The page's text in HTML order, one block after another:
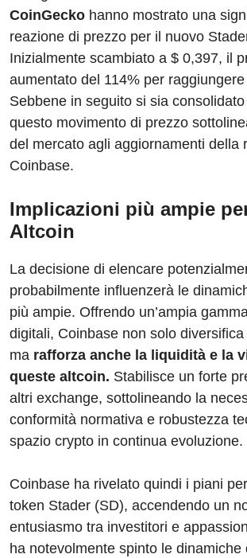
CoinGecko hanno mostrato una
reazione di prezzo per il nuovo
Inizialmente scambiato a $ 0,397, il
aumentato del 114% per
Sebbene in seguito si sia
questo movimento di prezzo
del mercato agli aggiornamenti della
Coinbase.
Implicazioni più ampie
Altcoin
La decisione di elencare
probabilmente influenzerà le
più ampie. Offrendo un’ampia
digitali, Coinbase non solo
ma rafforza anche la liquidità e la
queste altcoin. Stabilisce un forte
altri exchange, sottolineando la
conformità normativa e robustezza
spazio crypto in continua evoluzione.
Coinbase ha rivelato quindi i piani
token Stader (SD), accendendo un
entusiasmo tra investitori e
ha notevolmente spinto le dinamiche